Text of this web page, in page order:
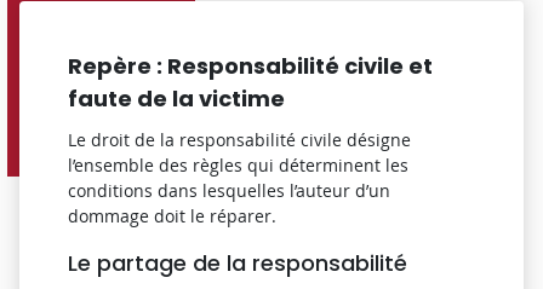
Repère : Responsabilité civile et
faute de la victime
Le droit de la responsabilité civile désigne
l’ensemble des règles qui déterminent les
conditions dans lesquelles l’auteur d’un
dommage doit le réparer.
Le partage de la responsabilité